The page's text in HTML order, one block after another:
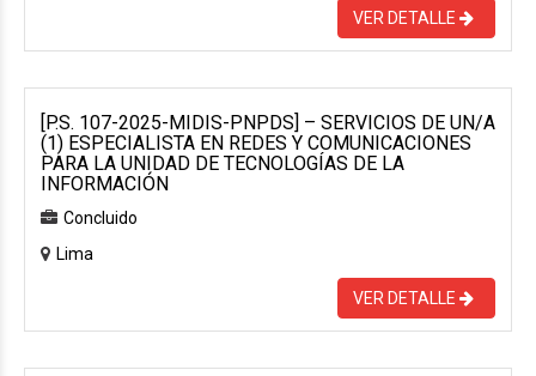
VER DETALLE
[P.S. 107-2025-MIDIS-PNPDS] – SERVICIOS DE UN/A
(1) ESPECIALISTA EN REDES Y COMUNICACIONES
PARA LA UNIDAD DE TECNOLOGÍAS DE LA
INFORMACIÓN
Concluido
Lima
VER DETALLE